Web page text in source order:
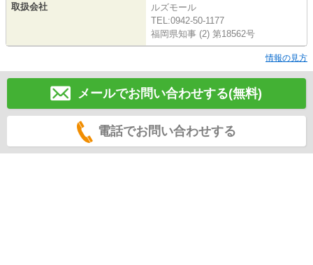
取扱会社
ルズモール
TEL:0942-50-1177
福岡県知事 (2) 第18562号
情報の見方
メールでお問い合わせする(無料)
電話でお問い合わせする